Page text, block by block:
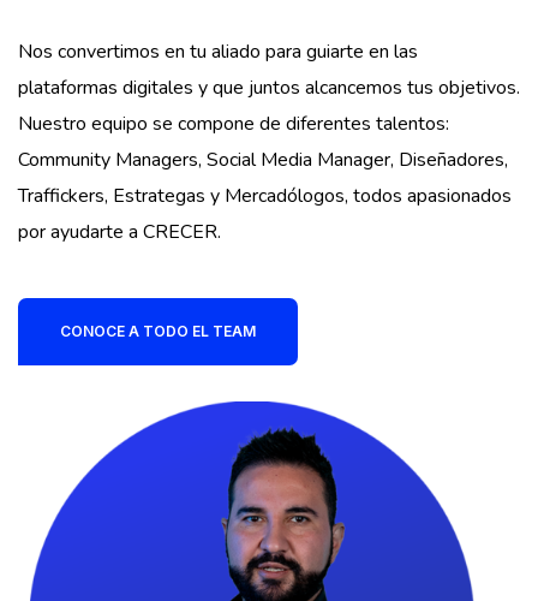
Nos convertimos en tu aliado para guiarte en las
plataformas digitales y que juntos alcancemos tus objetivos.
Nuestro equipo se compone de diferentes talentos:
Community Managers, Social Media Manager, Diseñadores,
Traffickers, Estrategas y Mercadólogos, todos apasionados
por ayudarte a CRECER.
CONOCE A TODO EL TEAM